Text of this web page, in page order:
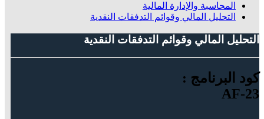
المحاسبة والإدارة المالية
التحليل المالي وقوائم التدفقات النقدية
التحليل المالي وقوائم التدفقات النقدية
كود البرنامج :
AF-23